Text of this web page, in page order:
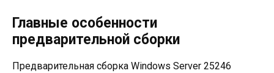
Главные особенности
предварительной сборки
Предварительная сборка Windows Server 25246